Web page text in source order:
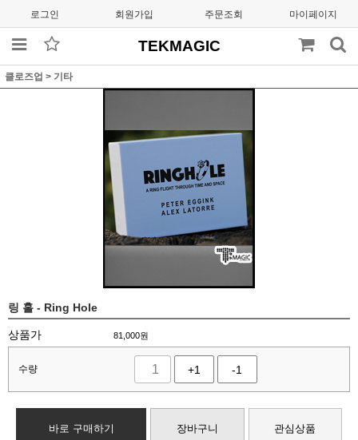
로그인 회원가입 주문조회 마이페이지
TEKMAGIC
클로즈업 > 기타
링 홀 - Ring Hole
상품가 81,000원
수량 +1 -1
바로 구매하기 장바구니 관심상품